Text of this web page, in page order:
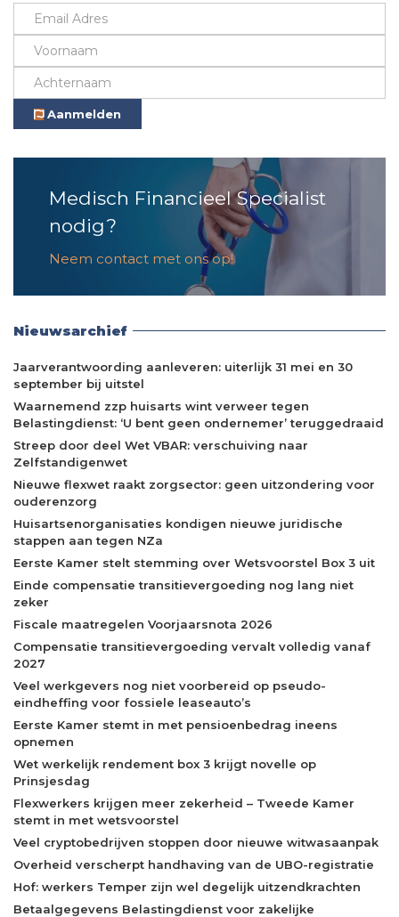
Aanmelden
Medisch Financieel Specialist
nodig?
Neem contact met ons op!
Nieuwsarchief
Jaarverantwoording aanleveren: uiterlijk 31 mei en 30
september bij uitstel
Waarnemend zzp huisarts wint verweer tegen
Belastingdienst: ‘U bent geen ondernemer’ teruggedraaid
Streep door deel Wet VBAR: verschuiving naar
Zelfstandigenwet
Nieuwe flexwet raakt zorgsector: geen uitzondering voor
ouderenzorg
Huisartsenorganisaties kondigen nieuwe juridische
stappen aan tegen NZa
Eerste Kamer stelt stemming over Wetsvoorstel Box 3 uit
Einde compensatie transitievergoeding nog lang niet
zeker
Fiscale maatregelen Voorjaarsnota 2026
Compensatie transitievergoeding vervalt volledig vanaf
2027
Veel werkgevers nog niet voorbereid op pseudo-
eindheffing voor fossiele leaseauto’s
Eerste Kamer stemt in met pensioenbedrag ineens
opnemen
Wet werkelijk rendement box 3 krijgt novelle op
Prinsjesdag
Flexwerkers krijgen meer zekerheid – Tweede Kamer
stemt in met wetsvoorstel
Veel cryptobedrijven stoppen door nieuwe witwasaanpak
Overheid verscherpt handhaving van de UBO-registratie
Hof: werkers Temper zijn wel degelijk uitzendkrachten
Betaalgegevens Belastingdienst voor zakelijke